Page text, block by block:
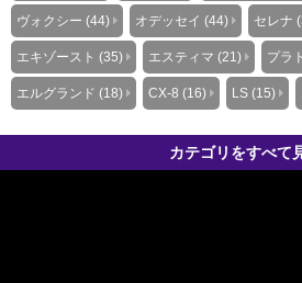
ヴォクシー (44) オデッセイ (44) セレナ
エキゾースト (35) エスティマ (21) プラ
エルグランド (18) CX-8 (16) LS (15)
カテゴリをすべて